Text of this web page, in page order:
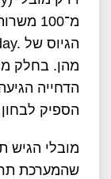
הגיוס של
מהן. בחלק
הדחייה
הספיק
מובלי הגיש
שהמערכת